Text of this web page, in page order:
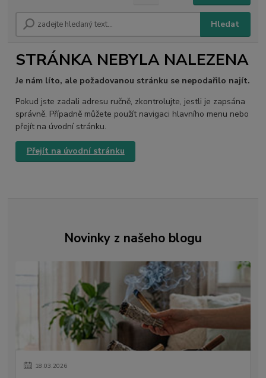
Hledat
STRÁNKA NEBYLA NALEZENA
Je nám líto, ale požadovanou stránku se nepodařilo najít.
Pokud jste zadali adresu ručně, zkontrolujte, jestli je zapsána
správně. Případně můžete použít navigaci hlavního menu nebo
přejít na úvodní stránku.
Přejít na úvodní stránku
Novinky z našeho blogu
18.03.2026